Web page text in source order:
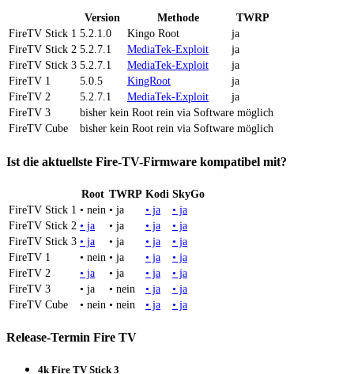
Version Methode
TWRP
FireTV Stick 1 5.2.1.0 Kingo Root
ja
FireTV Stick 2 5.2.7.1 MediaTek-Exploit
ja
FireTV Stick 3 5.2.7.1 MediaTek-Exploit
ja
FireTV 1
5.0.5 KingRoot
ja
FireTV 2
5.2.7.1 MediaTek-Exploit
ja
FireTV 3
bisher kein Root rein via Software möglich
FireTV Cube
bisher kein Root rein via Software möglich
Ist die aktuellste Fire-TV-Firmware kompatibel mit?
Root TWRP Kodi SkyGo
FireTV Stick 1 • nein • ja • ja
• ja
FireTV Stick 2 • ja • ja • ja
• ja
FireTV Stick 3 • ja • ja • ja
• ja
FireTV 1
• nein • ja • ja
• ja
FireTV 2
• ja • ja • ja
• ja
FireTV 3
• ja • nein • ja
• ja
FireTV Cube
• nein • nein • ja • ja
Release-Termin Fire TV
4k Fire TV Stick 3